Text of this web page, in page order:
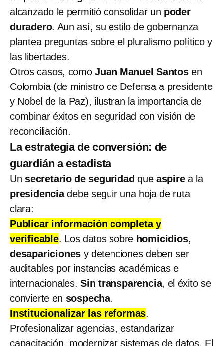
alcanzado le permitió consolidar un poder
duradero. Aun así, su estilo de gobernanza
plantea preguntas sobre el pluralismo político y
las libertades.
Otros casos, comoJuan Manuel Santosen
Colombia (de ministro de Defensa a presidente
y Nobel de la Paz), ilustran la importancia de
combinar éxitos en seguridad con visión de
reconciliación.
La estrategia de conversión: de
guardián a estadista
Un secretario de seguridad que aspirea la
presidenciadebe seguir una hoja de ruta
clara:
Publicar información completa y
verificable. Los datos sobre homicidios,
desapariciones y detenciones deben ser
auditables por instancias académicas e
internacionales.Sin transparencia, el éxito se
convierte en sospecha.
Institucionalizar las reformas.
Profesionalizar agencias, estandarizar
capacitación, modernizar sistemas de datos. El